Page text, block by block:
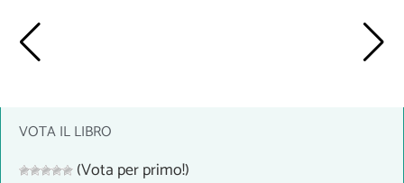
VOTA IL LIBRO
(Vota per primo!)